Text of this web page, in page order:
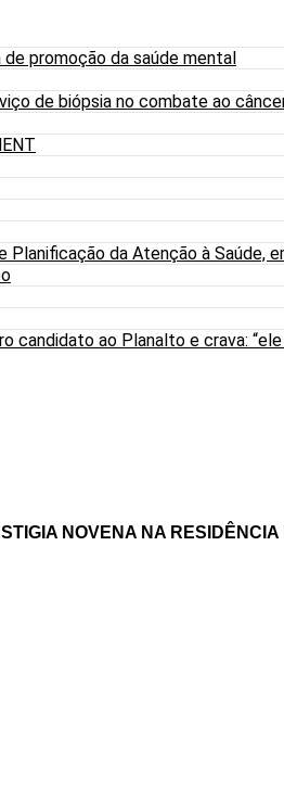
promoção da saúde mental
de biópsia no combate ao
da Atenção à Saúde,
ao Planalto e crava:
NOVENA NA